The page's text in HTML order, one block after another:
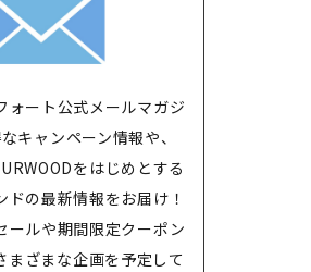
ォート公式メールマガジ
キャンペーン情報や、
をはじめとする
ドの最新情報をお届け！
ールや期間限定クーポン
まざまな企画を予定して